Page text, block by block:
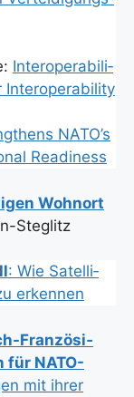
Inter­ope­ra­bi­li­
Inter­ope­ra­bi­li­ty
NATO’s
Rea­di­ness
Wohn­ort
Ste­glitz
: Wie Satel­li­
erken­nen
Fran­zö­si­
für NATO-
mit ihrer